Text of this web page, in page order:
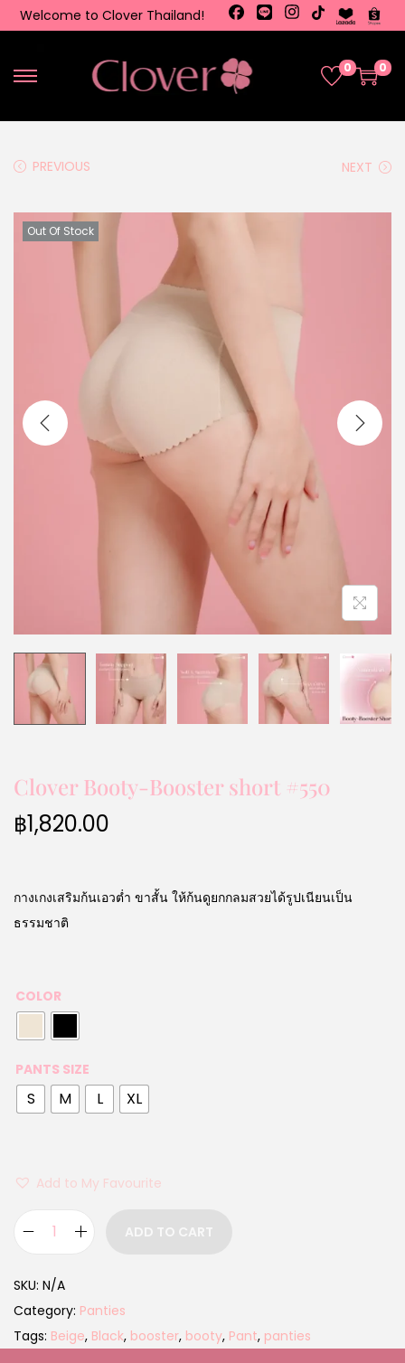
Welcome to Clover Thailand!
0 0
PREVIOUS NEXT
Out Of Stock
Clover Booty-Booster short #550
฿1,820.00
กางเกงเสริมก้นเอวต่ำ ขาสั้น ให้ก้นดูยกกลมสวยได้รูปเนียนเป็น
ธรรมชาติ
COLOR
PANTS SIZE
S M L XL
Add to My Favourite
ADD TO CART
SKU: N/A
Category: Panties
Tags: Beige, Black, booster, booty, Pant, panties